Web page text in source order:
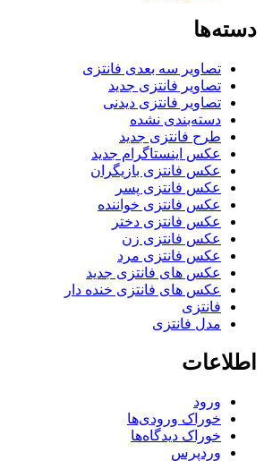
دسته‌ها
تصاویر سه بعدی فانتزی
تصاویر فانتزی جدید
تصاویر فانتزی دیدنی
دسته‌بندی نشده
طرح فانتزی جدید
عکس اینستاگرام جدید
عکس فانتزی بازیگران
عکس فانتزی پسر
عکس فانتزی خواننده
عکس فانتزی دختر
عکس فانتزی زن
عکس فانتزی مرد
عکس های فانتزی جدید
عکس های فانتزی خنده دار
فانتزی
مدل فانتزی
اطلاعات
ورود
خوراک ورودی‌ها
خوراک دیدگاه‌ها
وردپرس